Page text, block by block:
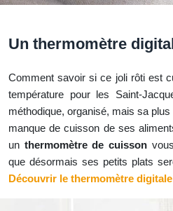
Un thermomètre
Comment savoir si ce joli rôti est
température pour les Saint-
méthodique, organisé, mais sa
manque de cuisson de ses
un thermomètre de cuissonvous
que désormais ses petits plats
Découvrir le thermomètre